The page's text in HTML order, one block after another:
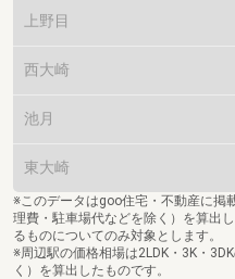
上野目
西大崎
池月
東大崎
※このデータはgoo住宅・不動産に掲
理費・駐車場代などを除く）を算出
るものについてのみ対象とします。
※周辺駅の価格相場は2LDK・3K・
く）を算出したものです。